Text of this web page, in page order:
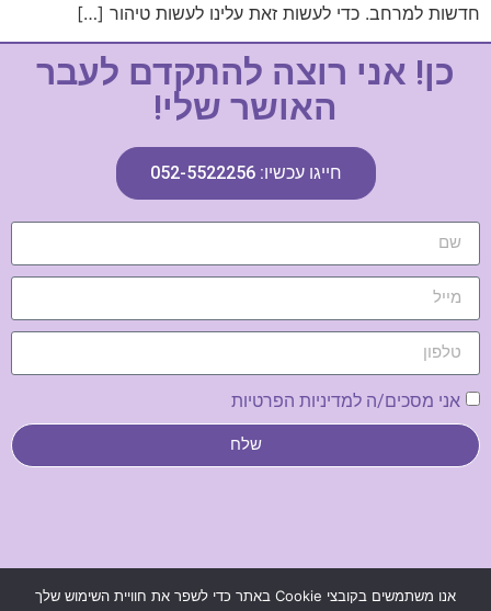
חדשות למרחב. כדי לעשות זאת עלינו לעשות טיהור […]
כן! אני רוצה להתקדם לעבר
האושר שלי!
חייגו עכשיו: 052-5522256
אני מסכים/ה למדיניות הפרטיות
שלח
אנו משתמשים בקובצי Cookie באתר כדי לשפר את חוויית השימוש שלך